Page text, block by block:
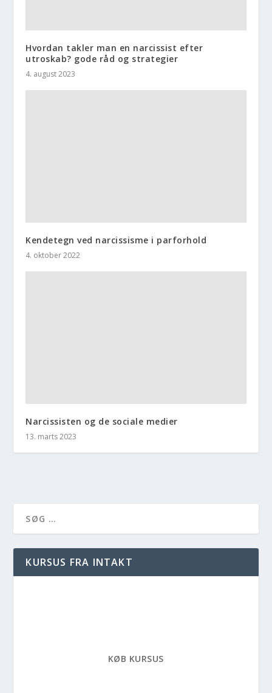
Hvordan takler man en narcissist efter
utroskab? gode råd og strategier
4. august 2023
Kendetegn ved narcissisme i parforhold
4. oktober 2022
Narcissisten og de sociale medier
13. marts 2023
KURSUS FRA INTAKT
KØB KURSUS